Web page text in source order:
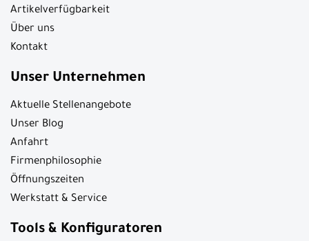
Artikelverfügbarkeit
Über uns
Kontakt
Unser Unternehmen
Aktuelle Stellenangebote
Unser Blog
Anfahrt
Firmenphilosophie
Öffnungszeiten
Werkstatt & Service
Tools & Konfiguratoren